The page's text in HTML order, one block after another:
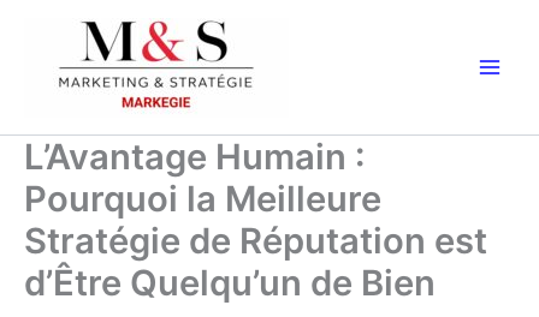
contenu
L’Avantage Humain :
Pourquoi la Meilleure
Stratégie de Réputation est
d’Être Quelqu’un de Bien